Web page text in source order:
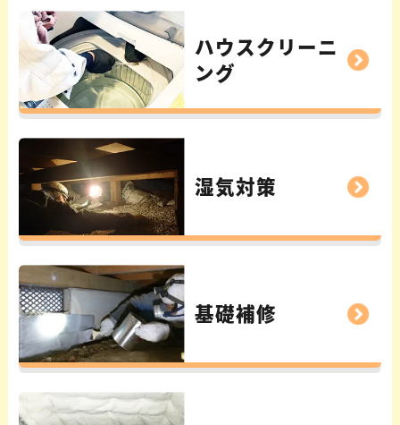
ハウスクリーニ
ング
湿気対策
基礎補修